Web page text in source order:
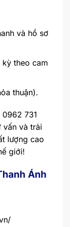
và hồ sơ
theo cam
thuận).
731
vấn và trải
lượng cao
giới!
Ánh